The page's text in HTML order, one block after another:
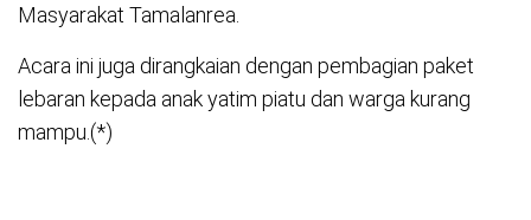
Masyarakat Tamalanrea.
Acara ini juga dirangkaian dengan pembagian paket
lebaran kepada anak yatim piatu dan warga kurang
mampu.(*)